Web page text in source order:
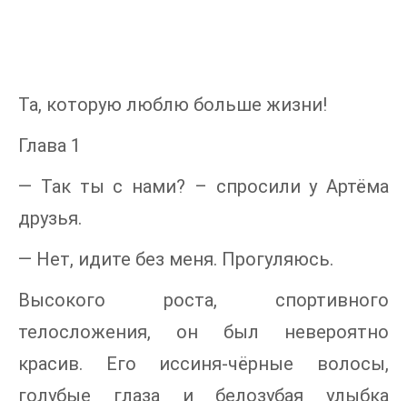
Та, которую люблю больше жизни!
Глава 1
— Так ты с нами? – спросили у Артёма
друзья.
— Нет, идите без меня. Прогуляюсь.
Высокого роста, спортивного
телосложения, он был невероятно
красив. Его иссиня-чёрные волосы,
голубые глаза и белозубая улыбка